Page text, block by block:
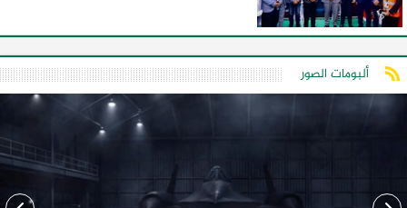
ألبومات الصور